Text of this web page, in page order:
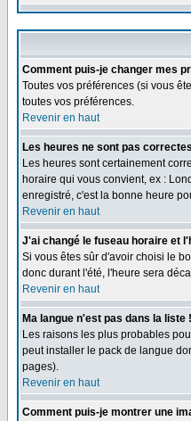
Comment puis-je changer mes
Toutes vos préférences (si vous
toutes vos préférences.
Revenir en haut
Les heures ne sont pas
Les heures sont certainement
horaire qui vous convient, ex :
enregistré, c'est la bonne heure
Revenir en haut
J'ai changé le fuseau horaire et
Si vous êtes sûr d'avoir choisi le
donc durant l'été, l'heure sera
Revenir en haut
Ma langue n'est pas dans la liste !
Les raisons les plus probables
peut installer le pack de langue
pages).
Revenir en haut
Comment puis-je montrer une